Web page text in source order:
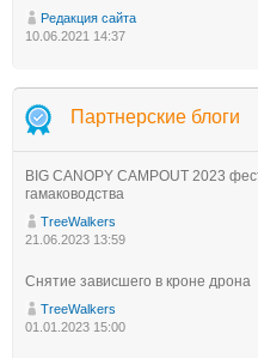
Редакция сайта
10.06.2021 14:37
Партнерские блоги
BIG CANOPY CAMPOUT 2023
гамаководства
TreeWalkers
21.06.2023 13:59
Снятие зависшего в кроне дрона
TreeWalkers
01.01.2023 15:00